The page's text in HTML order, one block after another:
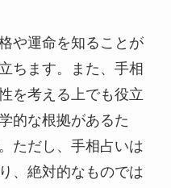
や運命を知ることが
ちます。また、手相
を考える上でも役立
的な根拠があるた
ただし、手相占いは
、絶対的なものでは